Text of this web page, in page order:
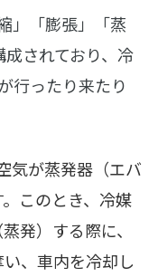
」「膨張」「蒸
されており、冷
行ったり来たり
気が蒸発器（エバ
このとき、冷媒
発）する際に、
、車内を冷却し